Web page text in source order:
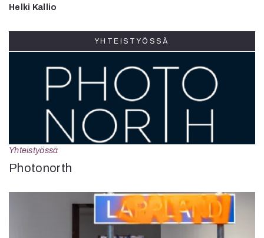
Helki Kallio
YHTEISTYÖSSÄ
Yhteistyössä
Photonorth